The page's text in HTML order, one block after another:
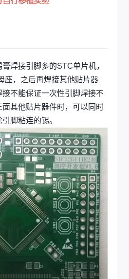
焊接引脚多的STC单片机，
座，之后再焊接其他贴片器
不能保证一次性引脚焊接不
其他贴片器件时，可以同时
脚粘连的锡。